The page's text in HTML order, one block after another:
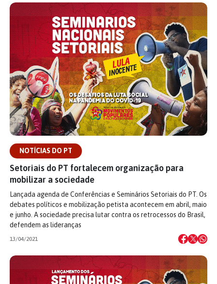
NOTÍCIAS DO PT
Setoriais do PT fortalecem organização para
mobilizar a sociedade
Lançada agenda de Conferências e Seminários Setoriais do PT. Os
debates políticos e mobilização petista acontecem em abril, maio
e junho. A sociedade precisa lutar contra os retrocessos do Brasil,
defendem as lideranças
13/04/2021